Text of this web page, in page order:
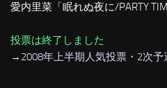
愛内里菜「眠れぬ夜に/PARTY
投票は終了しました
→ 2008年上半期人気投票・2次